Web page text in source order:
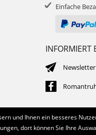
Einfache
INFORMIERT
und Ihnen ein besseres
dort können Sie Ihre